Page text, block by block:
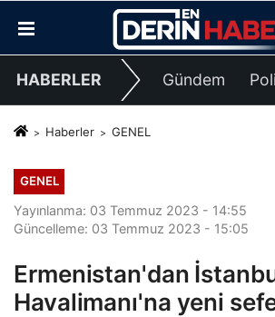
HABERLER Gündem
Haberler GENEL
GENEL
Yayınlanma: 03 Temmuz 2023 - 14:55
Güncelleme: 03 Temmuz 2023 - 15:05
Ermenistan'dan
Havalimanı'na yeni